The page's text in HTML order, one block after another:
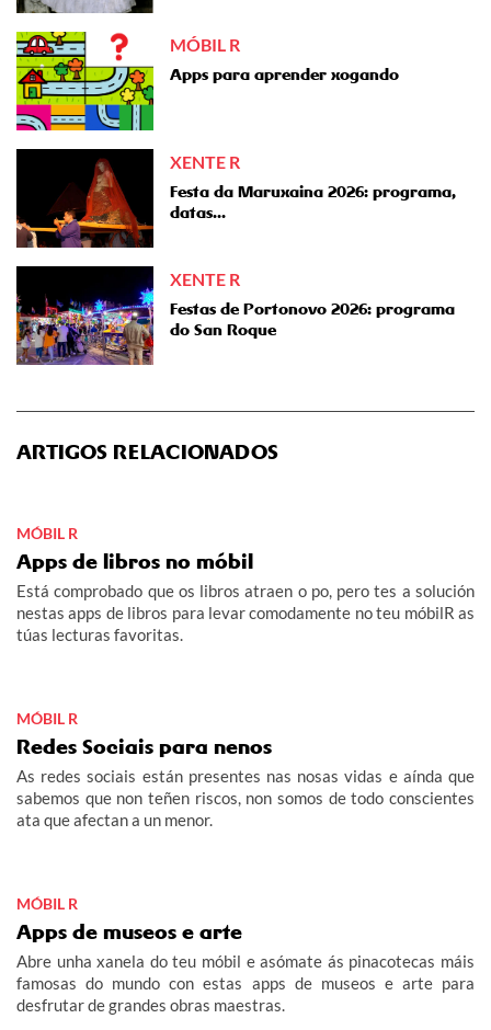
MÓBIL R
Apps para aprender xogando
XENTE R
Festa da Maruxaina 2026: programa,
datas...
XENTE R
Festas de Portonovo 2026: programa
do San Roque
ARTIGOS RELACIONADOS
MÓBIL R
Apps de libros no móbil
Está comprobado que os libros atraen o po, pero tes a solución
nestas apps de libros para levar comodamente no teu móbilR as
túas lecturas favoritas.
MÓBIL R
Redes Sociais para nenos
As redes sociais están presentes nas nosas vidas e aínda que
sabemos que non teñen riscos, non somos de todo conscientes
ata que afectan a un menor.
MÓBIL R
Apps de museos e arte
Abre unha xanela do teu móbil e asómate ás pinacotecas máis
famosas do mundo con estas apps de museos e arte para
desfrutar de grandes obras maestras.